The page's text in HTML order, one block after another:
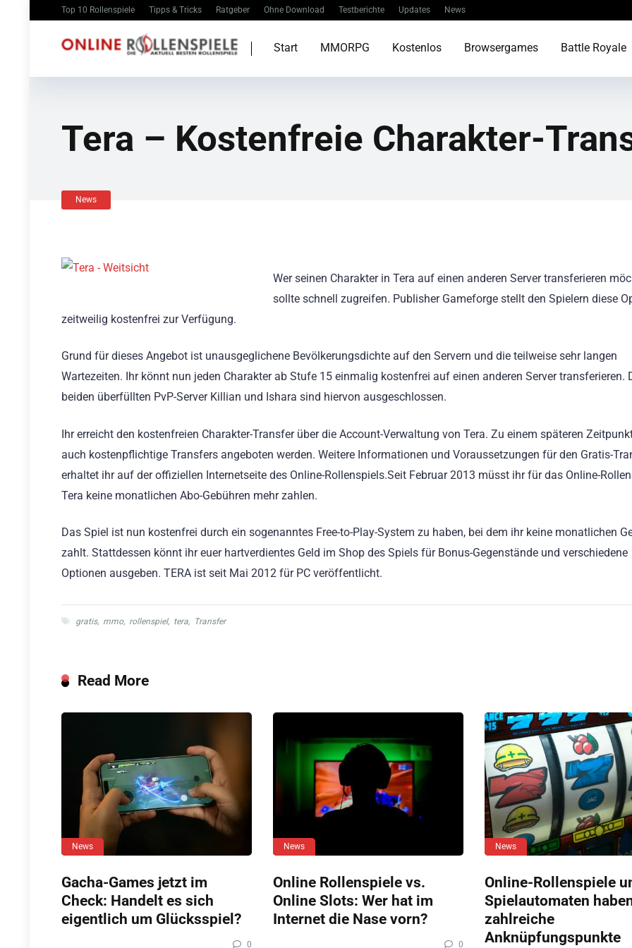
Top 10 Rollenspiele Tipps & Tricks Ratgeber Ohne Download Testberichte Updates News
Start MMORPG Kostenlos Browsergames Battle Royale
Tera – Kostenfreie Charakter-
News
Wer seinen Charakter in Tera auf einen anderen Server transferieren
sollte schnell zugreifen. Publisher Gameforge stellt den Spielern diese
zeitweilig kostenfrei zur Verfügung.
Grund für dieses Angebot ist unausgeglichene Bevölkerungsdichte auf den Servern und die teilweise sehr langen
Wartezeiten. Ihr könnt nun jeden Charakter ab Stufe 15 einmalig kostenfrei auf einen anderen Server transferieren.
beiden überfüllten PvP-Server Killian und Ishara sind hiervon ausgeschlossen.
Ihr erreicht den kostenfreien Charakter-Transfer über die Account-Verwaltung von Tera. Zu einem späteren
auch kostenpflichtige Transfers angeboten werden. Weitere Informationen und Voraussetzungen für den Gratis-
erhaltet ihr auf der offiziellen Internetseite des Online-Rollenspiels.Seit Februar 2013 müsst ihr für das Online-
Tera keine monatlichen Abo-Gebühren mehr zahlen.
Das Spiel ist nun kostenfrei durch ein sogenanntes Free-to-Play-System zu haben, bei dem ihr keine monatlichen
zahlt. Stattdessen könnt ihr euer hartverdientes Geld im Shop des Spiels für Bonus-Gegenstände und verschiedene
Optionen ausgeben. TERA ist seit Mai 2012 für PC veröffentlicht.
gratis, mmo, rollenspiel, tera, Transfer
Read More
News
Gacha-Games jetzt im
Check: Handelt es sich
eigentlich um Glücksspiel?
0
News
Online Rollenspiele vs.
Online Slots: Wer hat im
Internet die Nase vorn?
0
News
Online-Rollenspiele
Spielautomaten
zahlreiche
Anknüpfungspunkte